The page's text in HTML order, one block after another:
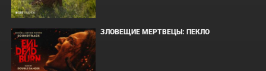
ЗЛОВЕЩИЕ МЕРТВЕЦЫ: ПЕКЛО